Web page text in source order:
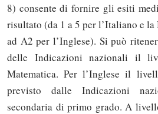
8) consente di fornire gli esiti
risultato (da 1 a 5 per l’Italiano e
ad A2 per l’Inglese). Si può
delle Indicazioni nazionali il
Matematica. Per l’Inglese il
previsto dalle Indicazioni
secondaria di primo grado. A